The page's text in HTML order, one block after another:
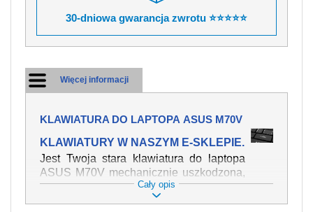
30-dniowa gwarancja zwrotu ⭐⭐⭐⭐⭐
Więcej informacji
KLAWIATURA DO LAPTOPA ASUS M70V
KLAWIATURY W NASZYM E-SKLEPIE.
Jest Twoja stara klawiatura do laptopa
ASUS M70V mechanicznie uszkodzona,
polałeś ją płynem, który spowodował iż
klawisze nie wracają do swojej pozycji?
Cały opis